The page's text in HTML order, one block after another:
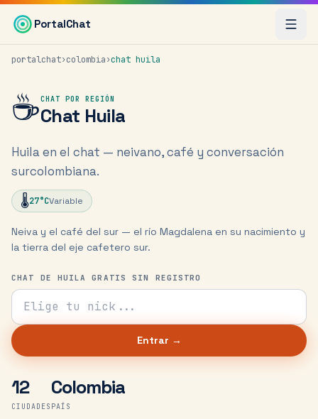
Saltar al contenido principal
PortalChat
portalchat›colombia›chat huila
☕CHAT POR REGIÓN
Chat Huila
Huila en el chat — neivano, café y conversación
surcolombiana.
🌡️27°CVariable
Neiva y el café del sur — el río Magdalena en su nacimiento y
la tierra del eje cafetero sur.
CHAT DE HUILA GRATIS SIN REGISTRO
Tu nick para el chat
Entrar →
12
CIUDADES
Colombia
PAÍS